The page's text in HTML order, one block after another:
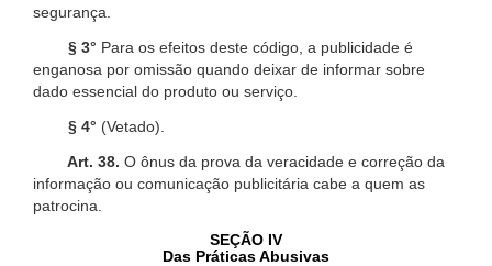
segurança.
§ 3° Para os efeitos deste código, a publicidade é
enganosa por omissão quando deixar de informar sobre
dado essencial do produto ou serviço.
§ 4° (Vetado).
Art. 38. O ônus da prova da veracidade e correção da
informação ou comunicação publicitária cabe a quem as
patrocina.
SEÇÃO IV
Das Práticas Abusivas